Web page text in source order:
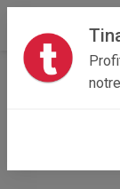
Accueil